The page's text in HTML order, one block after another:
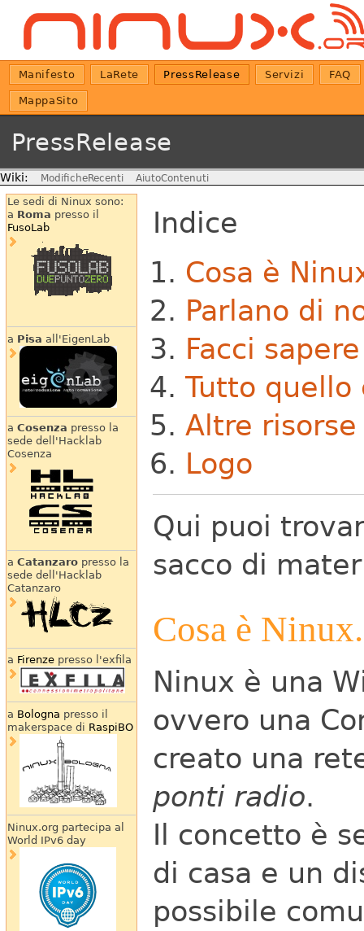
Manifesto LaRete PressRelease Servizi FAQ
MappaSito
PressRelease
Wiki: ModificheRecenti AiutoContenuti
Le sedi di Ninux sono:
a Roma presso il
FusoLab
a Pisa all'EigenLab
a Cosenza presso la
sede dell'Hacklab
Cosenza
a Catanzaropresso la
sede dell'Hacklab
Catanzaro
a Firenzepresso l'exfila
a Bologna presso il
makerspace di RaspiBO
Ninux.org partecipa al
World IPv6 day
Indice
Cosa è
Parlano di
Facci
Tutto
Altre risorse
Logo
Qui puoi
sacco di
Cosa è
Ninux è una
ovvero una
creato una
ponti radio.
Il concetto è
di casa e un
possibile